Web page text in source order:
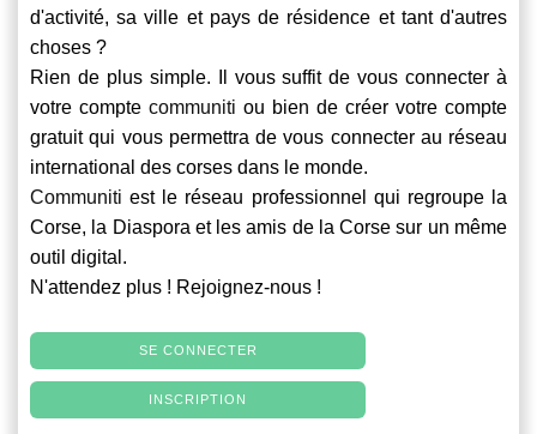
d'activité, sa ville et pays de résidence et tant d'autres
choses ?
Rien de plus simple. Il vous suffit de vous connecter à
votre compte communiti ou bien de créer votre compte
gratuit qui vous permettra de vous connecter au réseau
international des corses dans le monde.
Communiti est le réseau professionnel qui regroupe la
Corse, la Diaspora et les amis de la Corse sur un même
outil digital.
N'attendez plus ! Rejoignez-nous !
SE CONNECTER
INSCRIPTION